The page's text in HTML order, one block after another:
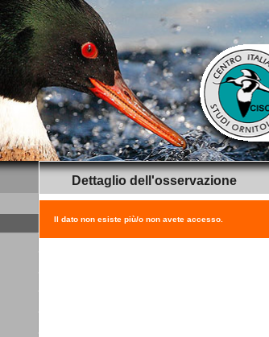
Dettaglio dell'osservazione
Il dato non esiste più/o non avete accesso.